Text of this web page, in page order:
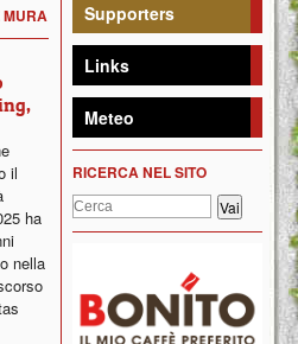
MURA
il
ha
nella
Supporters
Links
Meteo
RICERCA NEL SITO